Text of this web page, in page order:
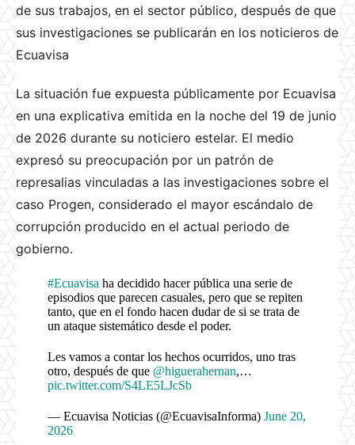
de sus trabajos, en el sector público, después de que
sus investigaciones se publicarán en los noticieros de
Ecuavisa
La situación fue expuesta públicamente por Ecuavisa
en una explicativa emitida en la noche del 19 de junio
de 2026 durante su noticiero estelar. El medio
expresó su preocupación por un patrón de
represalias vinculadas a las investigaciones sobre el
caso Progen, considerado el mayor escándalo de
corrupción producido en el actual periodo de
gobierno.
#Ecuavisa ha decidido hacer pública una serie de
episodios que parecen casuales, pero que se repiten
tanto, que en el fondo hacen dudar de si se trata de
un ataque sistemático desde el poder.
Les vamos a contar los hechos ocurridos, uno tras
otro, después de que @higuerahernan,…
pic.twitter.com/S4LE5LJcSb
— Ecuavisa Noticias (@EcuavisaInforma) June 20,
2026